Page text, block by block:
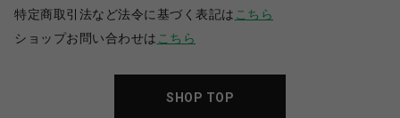
特定商取引法など法令に基づく表記は こちら
ショップお問い合わせは こちら
SHOP TOP